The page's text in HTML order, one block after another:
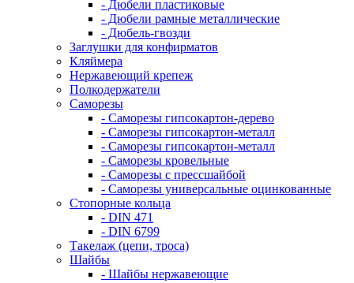
- Дюбели пластиковые
- Дюбели рамные металлические
- Дюбель-гвозди
Заглушки для конфирматов
Кляймера
Нержавеющий крепеж
Полкодержатели
Саморезы
- Саморезы гипсокартон-дерево
- Саморезы гипсокартон-металл
- Саморезы гипсокартон-металл
- Саморезы кровельные
- Саморезы с прессшайбой
- Саморезы универсальные оцинкованные
Стопорные кольца
- DIN 471
- DIN 6799
Такелаж (цепи, троса)
Шайбы
- Шайбы нержавеющие